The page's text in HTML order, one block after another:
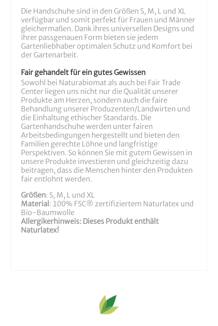
Die Handschuhe sind in den Größen S, M, L und XL
verfügbar und somit perfekt für Frauen und Männer
gleichermaßen. Dank ihres universellen Designs und
ihrer passgenauen Form bieten sie jedem
Gartenliebhaber optimalen Schutz und Komfort bei
der Gartenarbeit.
Fair gehandelt für ein gutes Gewissen
Sowohl bei Naturabiomat als auch bei Fair Trade
Center liegen uns nicht nur die Qualität unserer
Produkte am Herzen, sondern auch die faire
Behandlung unserer Produzenten/Landwirten und
die Einhaltung ethischer Standards. Die
Gartenhandschuhe werden unter fairen
Arbeitsbedingungen hergestellt und bieten den
Familien gerechte Löhne und langfristige
Perspektiven. So können Sie mit gutem Gewissen in
unsere Produkte investieren und gleichzeitig dazu
beitragen, dass die Menschen hinter den Produkten
fair entlohnt werden.
Größen: S, M, L und XL
Material : 100% FSC® zertifiziertem Naturlatex und
Bio-Baumwolle
Allergikerhinweis: Dieses Produkt enthält
Naturlatex!